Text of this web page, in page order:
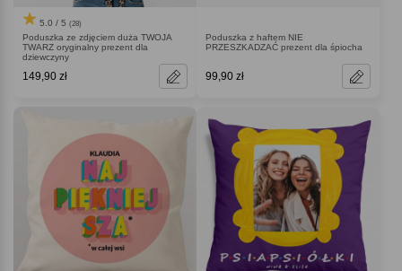
5.0 / 5 (28)
Poduszka ze zdjęciem duża TWOJA
TWARZ oryginalny prezent dla
dziewczyny
149,90 zł
Poduszka z haftem NIE
PRZESZKADZAĆ prezent dla śpiocha
99,90 zł